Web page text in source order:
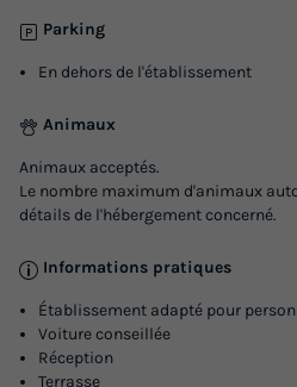
36m²
Terrasse semi-couverte
Réfrigérateur Salon de jardin
du09/10/2026 au 16/10/2026
Modifier les dates
Parking
En dehors de l'établissement
Animaux
Animaux acceptés.
Le nombre maximum d'animaux
détails de l'hébergement concerné.
Informations pratiques
Établissement adapté pour
Voiture conseillée
Réception
Terrasse